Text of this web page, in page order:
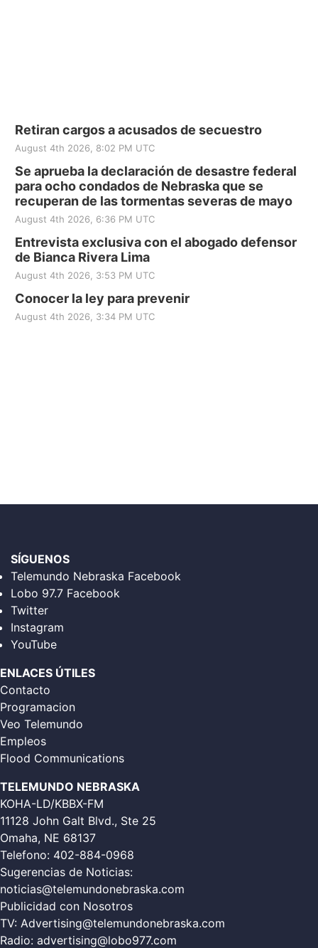
Retiran cargos a acusados de secuestro
August 4th 2026, 8:02 PM UTC
Se aprueba la declaración de desastre federal
para ocho condados de Nebraska que se
recuperan de las tormentas severas de mayo
August 4th 2026, 6:36 PM UTC
Entrevista exclusiva con el abogado defensor
de Bianca Rivera Lima
August 4th 2026, 3:53 PM UTC
Conocer la ley para prevenir
August 4th 2026, 3:34 PM UTC
SÍGUENOS
Telemundo Nebraska Facebook
Lobo 97.7 Facebook
Twitter
Instagram
YouTube
ENLACES ÚTILES
Contacto
Programacion
Veo Telemundo
Empleos
Flood Communications
TELEMUNDO NEBRASKA
KOHA-LD/KBBX-FM
11128 John Galt Blvd., Ste 25
Omaha, NE 68137
Telefono: 402-884-0968
Sugerencias de Noticias:
noticias@telemundonebraska.com
Publicidad con Nosotros
TV: Advertising@telemundonebraska.com
Radio: advertising@lobo977.com